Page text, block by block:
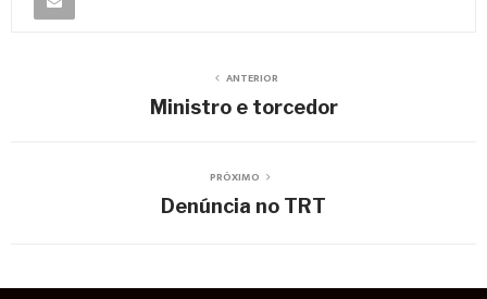
ANTERIOR
Ministro e torcedor
PRÓXIMO
Denúncia no TRT